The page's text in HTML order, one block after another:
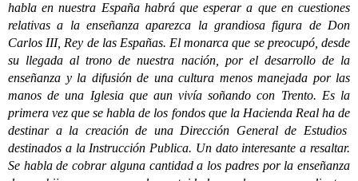
habla en nuestra España habrá que esperar a que en cuestiones
relativas a la enseñanza aparezca la grandiosa figura de Don
Carlos III, Rey de las Españas. El monarca que se preocupó, desde
su llegada al trono de nuestra nación, por el desarrollo de la
enseñanza y la difusión de una cultura menos manejada por las
manos de una Iglesia que aun vivía soñando con Trento. Es la
primera vez que se habla de los fondos que la Hacienda Real ha de
destinar a la creación de una Dirección General de Estudios
destinados a la Instrucción Publica. Un dato interesante a resaltar.
Se habla de cobrar alguna cantidad a los padres por la enseñanza